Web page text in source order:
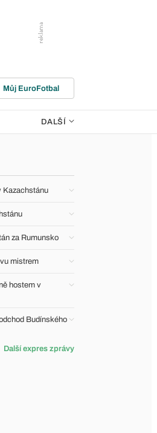
Můj EuroFotbal
DALŠÍ
Kazachstánu
za Rumunsko
mistrem
hostem v
Budínského
Další expres zprávy